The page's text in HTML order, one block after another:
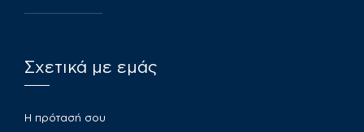
Σχετικά με εμάς
​Η πρότασή σου